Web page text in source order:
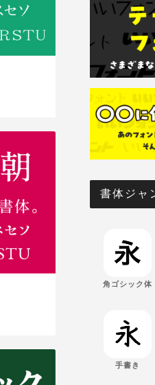
書体ジャ
角ゴシック体
手書き